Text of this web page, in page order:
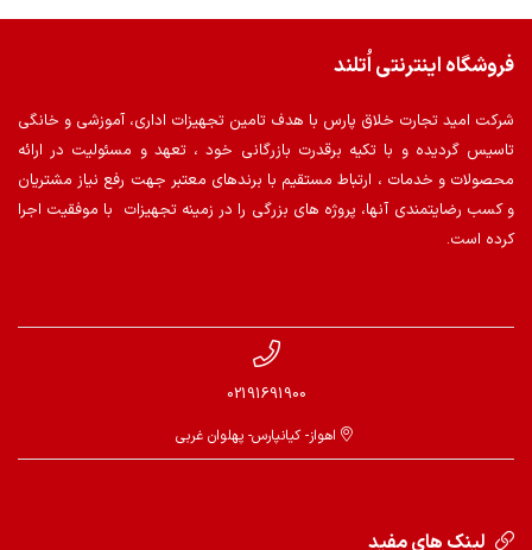
فروشگاه اینترنتی اُتلند
شرکت امید تجارت خلاق پارس با هدف تامین تجهیزات اداری، آموزشی و خانگی
تاسیس گردیده و با تکیه برقدرت بازرگانی خود ، تعهد و مسئولیت در ارائه
محصولات و خدمات ، ارتباط مستقیم با برندهای معتبر جهت رفع نیاز مشتریان
و کسب رضایتمندی آنها، پروژه های بزرگی را در زمینه تجهیزات با موفقیت اجرا
کرده است.
02191691900
اهواز- کیانپارس- پهلوان غربی
لینک های مفید